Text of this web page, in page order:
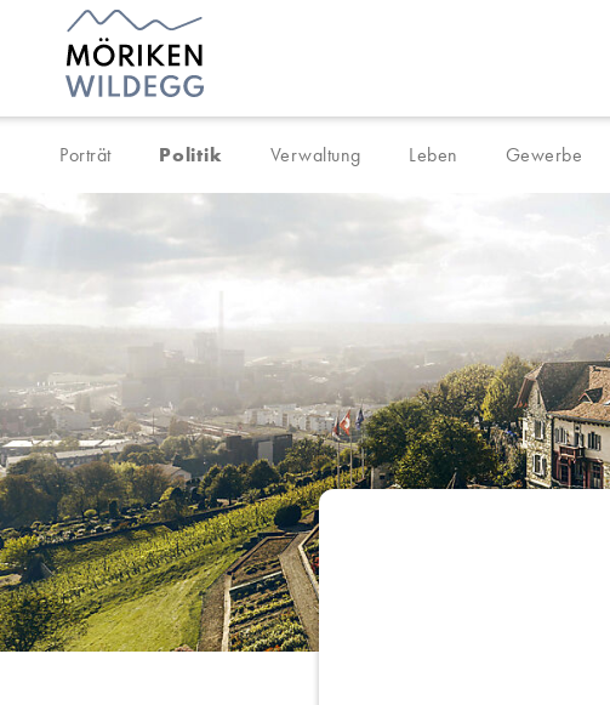
Navigieren in Möriken-Wildegg
Schnellnavigation
Porträt Politik Verwaltung Leben Gewerbe